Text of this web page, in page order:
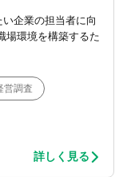
企業の担当者に向
場環境を構築するた
営調査
詳しく見る